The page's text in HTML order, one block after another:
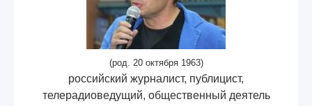
(род. 20 октября 1963)
российский журналист, публицист,
телерадиоведущий, общественный деятель